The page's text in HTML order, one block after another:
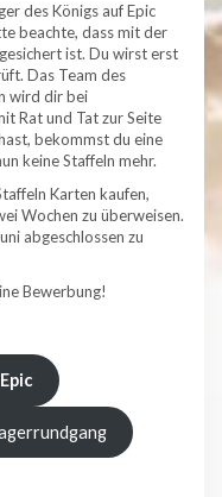
des Königs auf Epic
beachte, dass mit der
ist. Du wirst erst
Das Team des
wird dir bei
Rat und Tat zur Seite
bekommst du eine
keine Staffeln mehr.
Karten kaufen,
Wochen zu überweisen.
abgeschlossen zu
Bewerbung!